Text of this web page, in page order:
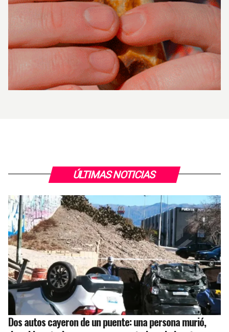
ÚLTIMAS NOTICIAS
Dos autos cayeron de un puente: una persona murió,